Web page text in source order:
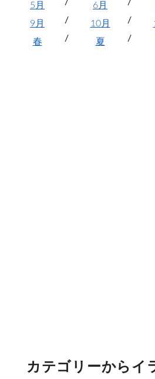
5月
6月
9月
10月
春
夏
カテゴリーからイ